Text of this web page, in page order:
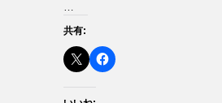
…
共有: